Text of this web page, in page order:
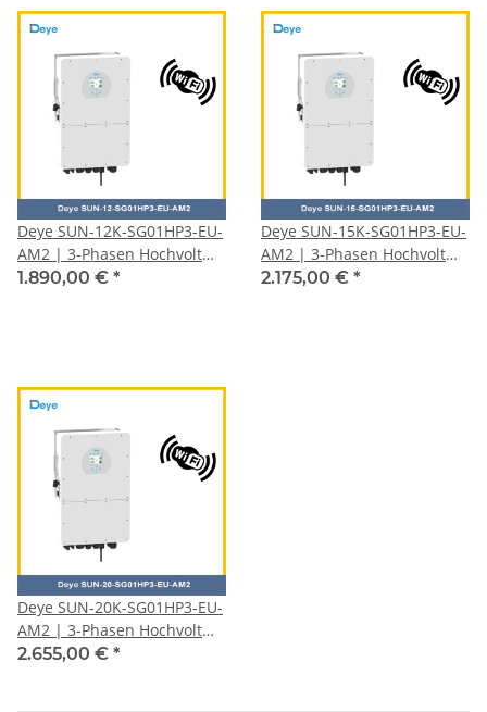
Deye SUN-12K-SG01HP3-EU-
AM2 | 3-Phasen Hochvolt
Hybridwechselrichter |
1.890,00 € *
Deye SUN-15K-SG01HP3-EU-
AM2 | 3-Phasen Hochvolt
Hybridwechselrichter |
2.175,00 € *
Deye SUN-20K-SG01HP3-EU-
AM2 | 3-Phasen Hochvolt
Hybridwechselrichter |
2.655,00 € *